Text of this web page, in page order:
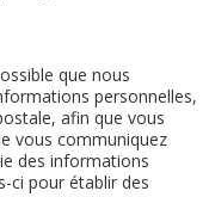
que nous
personnelles,
afin que vous
vous communiquez
des informations
ci pour établir des